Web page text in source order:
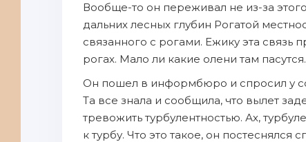
Вообще-то он переживал не из-за
дальних лесных глубин Рогатой
связанного с рогами. Ежику эта связь
рогах. Мало ли какие олени там
Он пошел в информбюро и спросил у
Та все знала и сообщила, что вылет
тревожить турбулентностью. Ах,
к турбу. Что это такое, он